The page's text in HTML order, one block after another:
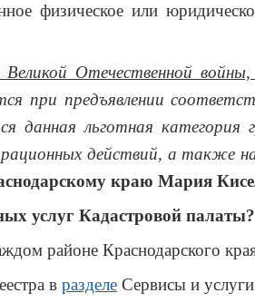
физическое или
Великой Отечественной
при предъявлении
данная льготная
действий, а также на
краю Мария
услуг Кадастровой палаты?
районе Краснодарского
в разделе Сервисы и